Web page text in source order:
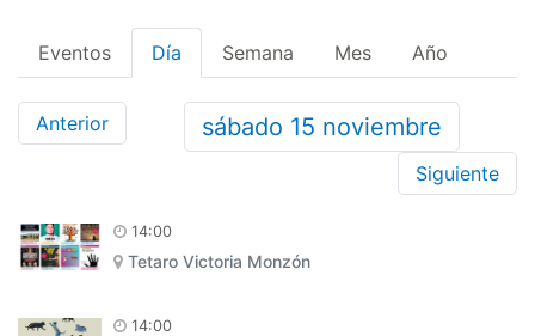
Eventos Día Semana Mes Año
Anterior sábado 15 noviembre
Siguiente
14:00
Tetaro Victoria Monzón
14:00